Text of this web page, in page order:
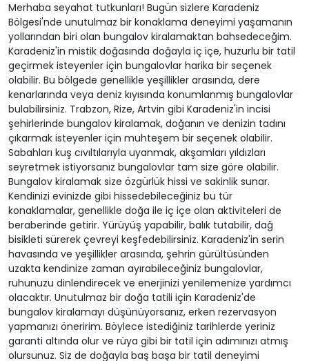
Merhaba seyahat tutkunları! Bugün sizlere Karadeniz
Bölgesi'nde unutulmaz bir konaklama deneyimi yaşamanın
yollarından biri olan bungalov kiralamaktan bahsedeceğim.
Karadeniz'in mistik doğasında doğayla iç içe, huzurlu bir tatil
geçirmek isteyenler için bungalovlar harika bir seçenek
olabilir. Bu bölgede genellikle yeşillikler arasında, dere
kenarlarında veya deniz kıyısında konumlanmış bungalovlar
bulabilirsiniz. Trabzon, Rize, Artvin gibi Karadeniz'in incisi
şehirlerinde bungalov kiralamak, doğanın ve denizin tadını
çıkarmak isteyenler için muhteşem bir seçenek olabilir.
Sabahları kuş cıvıltılarıyla uyanmak, akşamları yıldızları
seyretmek istiyorsanız bungalovlar tam size göre olabilir.
Bungalov kiralamak size özgürlük hissi ve sakinlik sunar.
Kendinizi evinizde gibi hissedebileceğiniz bu tür
konaklamalar, genellikle doğa ile iç içe olan aktiviteleri de
beraberinde getirir. Yürüyüş yapabilir, balık tutabilir, dağ
bisikleti sürerek çevreyi keşfedebilirsiniz. Karadeniz'in serin
havasında ve yeşillikler arasında, şehrin gürültüsünden
uzakta kendinize zaman ayırabileceğiniz bungalovlar,
ruhunuzu dinlendirecek ve enerjinizi yenilemenize yardımcı
olacaktır. Unutulmaz bir doğa tatili için Karadeniz'de
bungalov kiralamayı düşünüyorsanız, erken rezervasyon
yapmanızı öneririm. Böylece istediğiniz tarihlerde yeriniz
garanti altında olur ve rüya gibi bir tatil için adımınızı atmış
olursunuz. Siz de doğayla baş başa bir tatil deneyimi